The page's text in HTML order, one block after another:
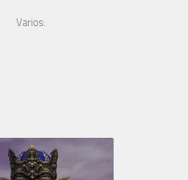
Varios: